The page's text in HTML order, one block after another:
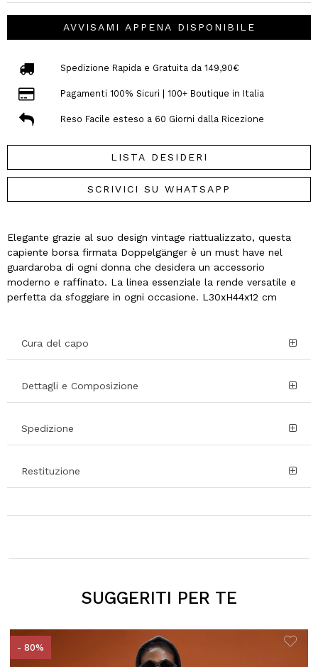
AVVISAMI APPENA DISPONIBILE
Spedizione Rapida e Gratuita da 149,90€
Pagamenti 100% Sicuri | 100+ Boutique in Italia
Reso Facile esteso a 60 Giorni dalla Ricezione
LISTA DESIDERI
SCRIVICI SU WHATSAPP
Elegante grazie al suo design vintage riattualizzato, questa
capiente borsa firmata Doppelgänger è un must have nel
guardaroba di ogni donna che desidera un accessorio
moderno e raffinato. La linea essenziale la rende versatile e
perfetta da sfoggiare in ogni occasione. L30xH44x12 cm
Cura del capo
Dettagli e Composizione
Spedizione
Restituzione
SUGGERITI PER TE
- 80%